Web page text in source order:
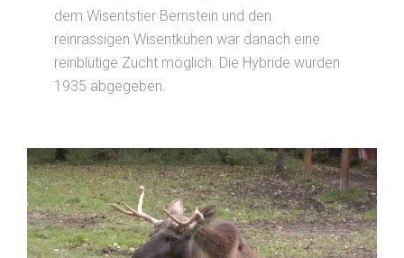
dem Wisentstier Bernstein und den
reinrassigen Wisentkühen war danach eine
reinblütige Zucht möglich. Die Hybride wurden
1935 abgegeben.